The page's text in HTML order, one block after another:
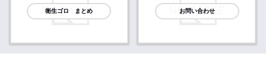
衛生ゴロ まとめ お問い合わせ